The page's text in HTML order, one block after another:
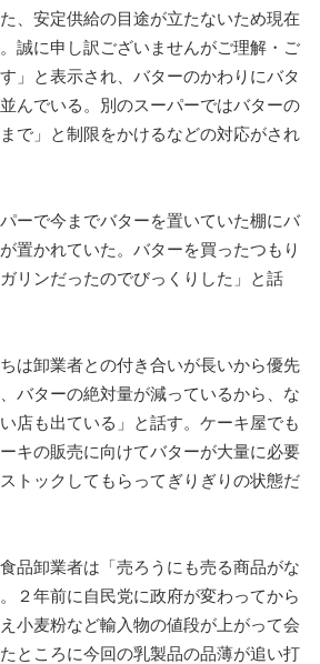
、安定供給の目途が立たないため現在
誠に申し訳ございませんがご理解・ご
」と表示され、バターのかわりにバタ
んでいる。別のスーパーではバターの
で」と制限をかけるなどの対応がされ
ーで今までバターを置いていた棚にバ
置かれていた。バターを買ったつもり
リンだったのでびっくりした」と話
は卸業者との付き合いが長いから優先
バターの絶対量が減っているから、な
店も出ている」と話す。ケーキ屋でも
キの販売に向けてバターが大量に必要
トックしてもらってぎりぎりの状態だ
品卸業者は「売ろうにも売る商品がな
２年前に自民党に政府が変わってから
小麦粉など輸入物の値段が上がって会
ところに今回の乳製品の品薄が追い打